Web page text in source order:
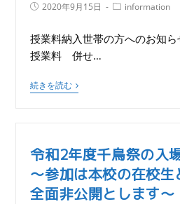
2020年9月15日 information
授業料納入世帯の方へのお知
授業料 併せ…
続きを読む
令和2年度千鳥祭の入
～参加は本校の在校生
全面非公開とします～